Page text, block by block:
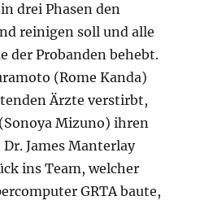
drei Phasen den
reinigen soll und alle
der Probanden behebt.
(Rome Kanda)
Ärzte verstirbt,
Mizuno) ihren
James Manterlay
ins Team, welcher
GRTA baute,